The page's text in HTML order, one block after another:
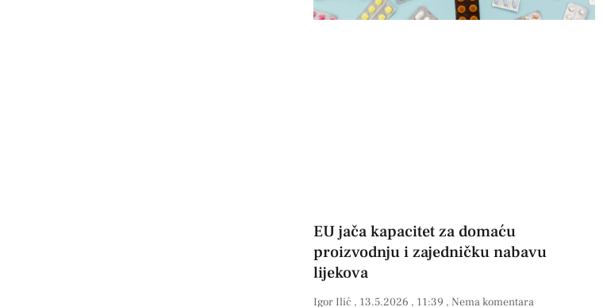
EU jača kapacitet za domaću
proizvodnju i zajedničku nabavu
lijekova
Igor Ilić 13.5.2026 11:39 Nema komentara